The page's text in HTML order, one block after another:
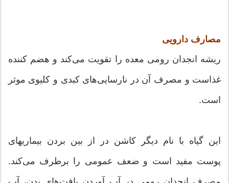
مصارف دارویی
ریشه انجدان رومی معده را تقویت می‌کند و هضم کننده
غذاست و مصرف آن در نارسایی‌های کبدی و کلیوی موثر
است.
این گیاه با نام دیگر کاشن در از بین بردن بیماریهای
پوست مفید است و ضعف عمومی را برطرف می‌کند.